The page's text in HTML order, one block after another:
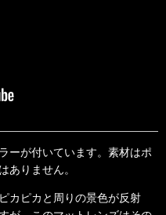
ーが付いています。素材はポ
ありません。
カピカと周りの景色が反射